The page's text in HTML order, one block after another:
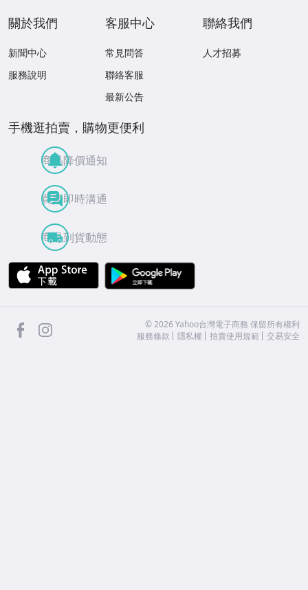
關於我們
新聞中心
服務說明
客服中心
常見問答
聯絡客服
最新公告
聯絡我們
人才招募
手機逛拍賣，購物更便利
商品降價通知
買賣即時溝通
商品到貨動態
APP Store
facebook ©2026 Yahoo台灣電子商務 保留所有權利
服務條款
隱私權 拍賣使用規範 交易安全